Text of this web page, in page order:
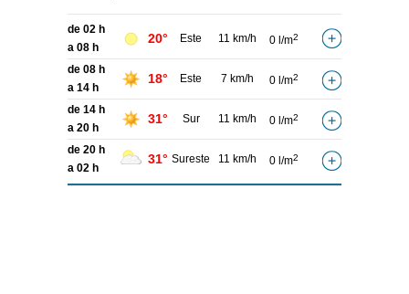
de 02 h
a 08 h
20° Este 11 km/h 0 l/m2
de 08 h
a 14 h
18° Este 7 km/h 0 l/m2
de 14 h
a 20 h
31° Sur 11 km/h 0 l/m2
de 20 h
a 02 h
31° Sureste 11 km/h 0 l/m2